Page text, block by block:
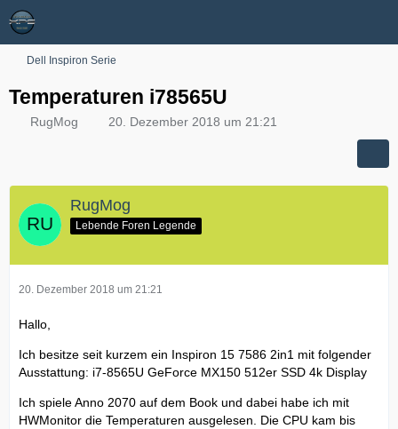
Dell Inspiron Serie
Temperaturen i78565U
RugMog 20. Dezember 2018 um 21:21
RugMog
Lebende Foren Legende
20. Dezember 2018 um 21:21
Hallo,
Ich besitze seit kurzem ein Inspiron 15 7586 2in1 mit folgender
Ausstattung: i7-8565U GeForce MX150 512er SSD 4k Display
Ich spiele Anno 2070 auf dem Book und dabei habe ich mit
HWMonitor die Temperaturen ausgelesen. Die CPU kam bis